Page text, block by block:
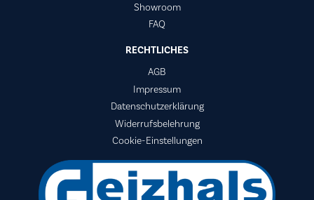
Showroom
FAQ
RECHTLICHES
AGB
Impressum
Datenschutzerklärung
Widerrufsbelehrung
Cookie-Einstellungen